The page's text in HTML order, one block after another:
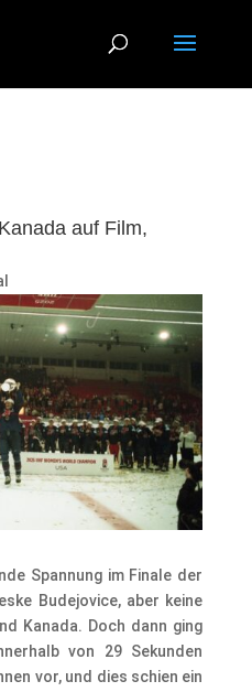
auf Film,
Spannung im Finale der
Budejovice, aber keine
Kanada. Doch dann ging
von 29 Sekunden
vor, und dies schien ein